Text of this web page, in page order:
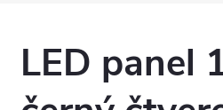
LED panel